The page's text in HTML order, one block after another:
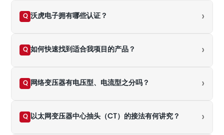
Q 沃虎电子拥有哪些认证？ ›
Q 如何快速找到适合我项目的产品？ ›
Q 网络变压器有电压型、电流型之分吗？ ›
Q 以太网变压器中心抽头（CT）的接法有何讲究？ ›